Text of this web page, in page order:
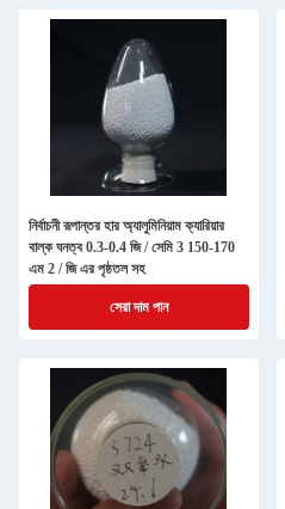
নির্বাচনী রূপান্তর হার অ্যালুমিনিয়াম ক্যারিয়ার
বাল্ক ঘনত্ব 0.3-0.4 জি / সেমি 3 150-170
এম 2 / জি এর পৃষ্ঠতল সহ
সেরা দাম পান